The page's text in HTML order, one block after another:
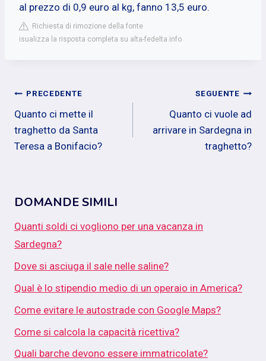
al prezzo di 0,9 euro al kg, fanno 13,5 euro.
Richiesta di rimozione della fonte
isualizza la risposta completa su alta-fedelta.info
Navigazione
articoli
PRECEDENTE
Quanto ci mette il
traghetto da Santa
Teresa a Bonifacio?
SEGUENTE
Quanto ci vuole ad
arrivare in Sardegna in
traghetto?
DOMANDE SIMILI
Quanti soldi ci vogliono per una vacanza in
Sardegna?
Dove si asciuga il sale nelle saline?
Qual è lo stipendio medio di un operaio in America?
Come evitare le autostrade con Google Maps?
Come si calcola la capacità ricettiva?
Quali barche devono essere immatricolate?